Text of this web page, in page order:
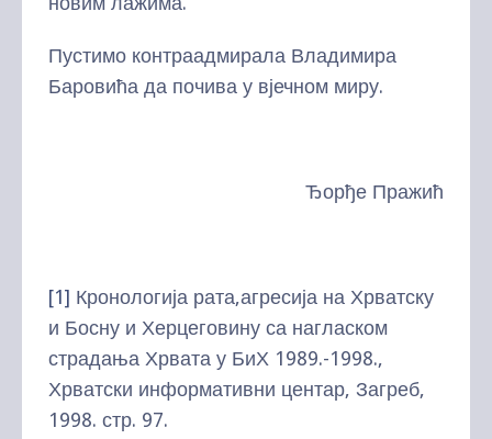
Пустимо контраадмирала Владимира
Баровића да почива у вјечном миру.
Ђорђе Пражић
[1] Кронологија рата,агресија на Хрватску
и Босну и Херцеговину са нагласком
страдања Хрвата у БиХ 1989.-1998.,
Хрватски информативни центар, Загреб,
1998. стр. 97.